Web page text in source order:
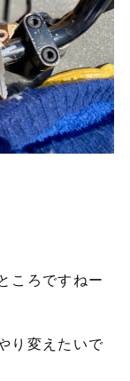
ころですねー
り変えたいで